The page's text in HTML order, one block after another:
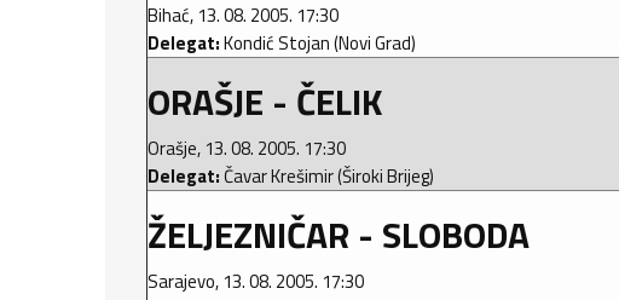
Bihać, 13. 08. 2005. 17:30
Delegat:Kondić Stojan (Novi Grad)
ORAŠJE - ČELIK
Orašje, 13. 08. 2005. 17:30
Delegat: Čavar Krešimir (Široki Brijeg)
ŽELJEZNIČAR - SLOBODA
Sarajevo, 13. 08. 2005. 17:30